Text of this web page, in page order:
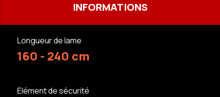
INFORMATIONS
Longueur de lame
160 - 240 cm
Elément de sécurité